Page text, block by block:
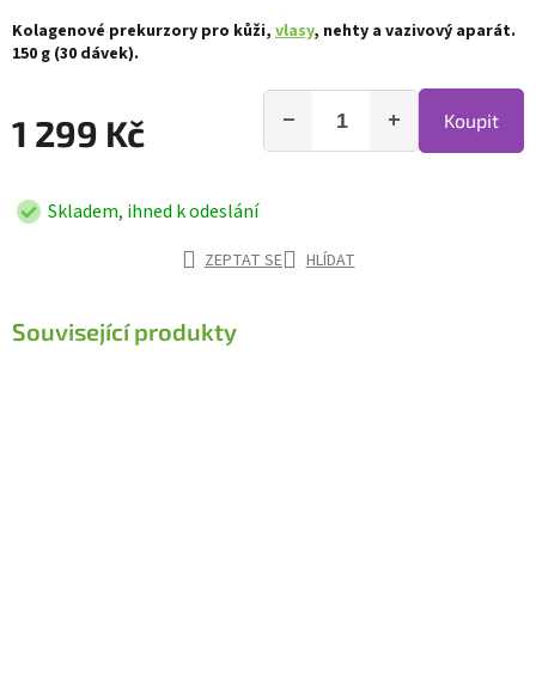
Kolagenové prekurzory pro kůži, vlasy, nehty a vazivový aparát.
150 g (30 dávek).
1 299 Kč +
− Koupit
Skladem, ihned k odeslání
ZEPTAT SE HLÍDAT
Související produkty